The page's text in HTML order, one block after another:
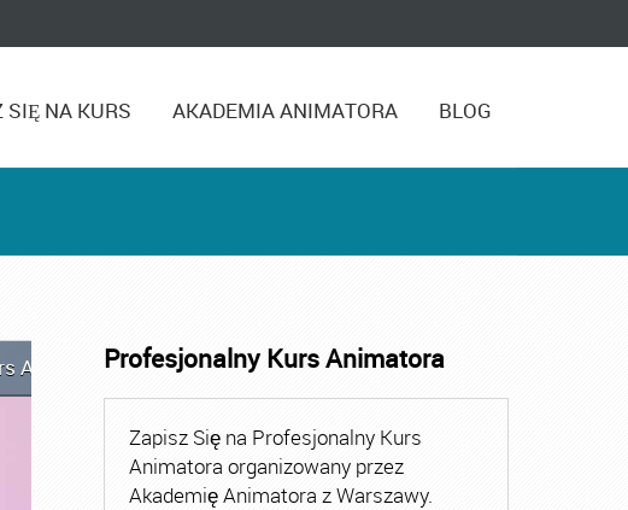
SIĘ NA KURS AKADEMIA ANIMATORA BLOG
Animatora,Kurs Animatora Czasu Wolnego,Kurs Animatora
Profesjonalny Kurs Animatora
Zapisz Się na Profesjonalny Kurs
Animatora organizowany przez
Akademię Animatora z Warszawy.